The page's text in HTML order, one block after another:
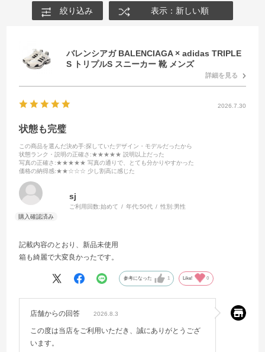
絞り込み 表示：新しい順
バレンシアガ BALENCIAGA × adidas TRIPLE
S トリプルS スニーカー 靴 メンズ
詳細を見る
2026.7.30
状態も完璧
この商品を選んだ決め手:探していたデザイン・モデルだったから
状態ランク・説明の正確さ :★★★★★ 説明以上だった
写真の正確さ :★★★★★ 写真の通りで、とても分かりやすかった
価格の納得感:★★☆☆☆ 少し割高に感じた
sj
ご利用回数:始めて 年代:50代 性別:男性
記載内容のとおり、新品未使用
箱も綺麗で大変良かったです。
参考になった 1 Like! 0
店舗からの回答 2026.8.3
この度は当店をご利用いただき、誠にありがとうござ
います。